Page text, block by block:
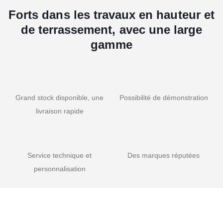
Forts dans les travaux en hauteur et
de terrassement, avec une large
gamme
Grand stock disponible, une
livraison rapide
Possibilité de démonstration
Service technique et
personnalisation
Des marques réputées